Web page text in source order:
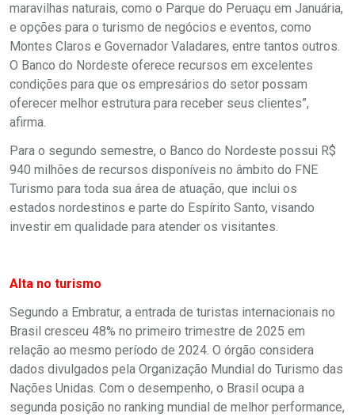
maravilhas naturais, como o Parque do Peruaçu em Januária,
e opções para o turismo de negócios e eventos, como
Montes Claros e Governador Valadares, entre tantos outros.
O Banco do Nordeste oferece recursos em excelentes
condições para que os empresários do setor possam
oferecer melhor estrutura para receber seus clientes”,
afirma.
Para o segundo semestre, o Banco do Nordeste possui R$
940 milhões de recursos disponíveis no âmbito do FNE
Turismo para toda sua área de atuação, que inclui os
estados nordestinos e parte do Espírito Santo, visando
investir em qualidade para atender os visitantes.
Alta no turismo
Segundo a Embratur, a entrada de turistas internacionais no
Brasil cresceu 48% no primeiro trimestre de 2025 em
relação ao mesmo período de 2024. O órgão considera
dados divulgados pela Organização Mundial do Turismo das
Nações Unidas. Com o desempenho, o Brasil ocupa a
segunda posição no ranking mundial de melhor performance,